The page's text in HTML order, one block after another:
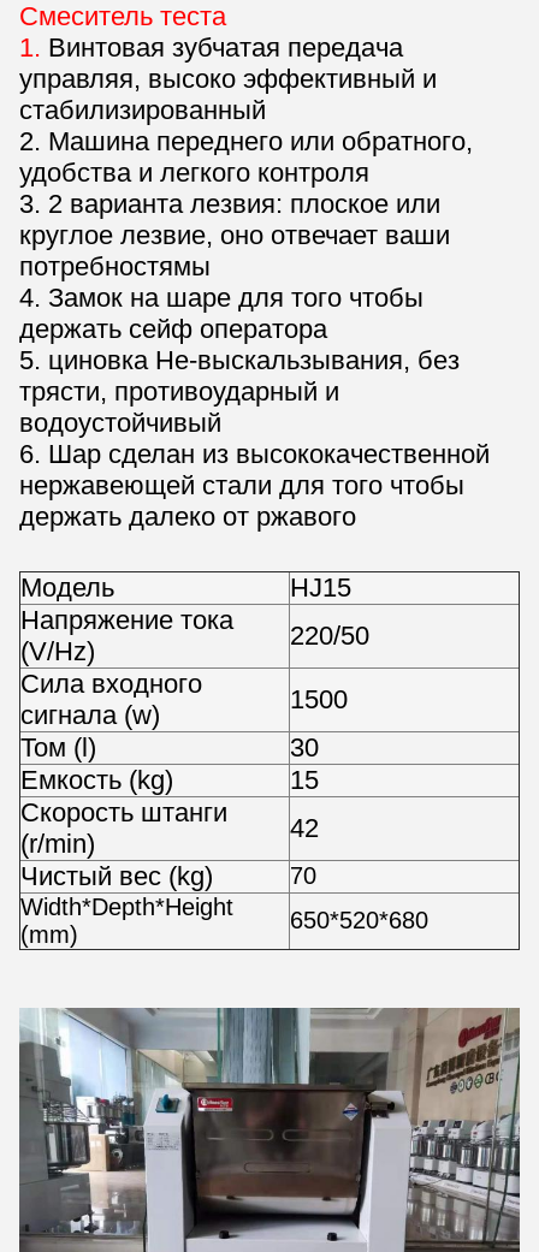
Смеситель теста
1. Винтовая зубчатая передача
управляя, высоко эффективный и
стабилизированный
2. Машина переднего или обратного,
удобства и легкого контроля
3. 2 варианта лезвия: плоское или
круглое лезвие, оно отвечает ваши
потребностямы
4. Замок на шаре для того чтобы
держать сейф оператора
5. циновка Не-выскальзывания, без
трясти, противоударный и
водоустойчивый
6. Шар сделан из высококачественной
нержавеющей стали для того чтобы
держать далеко от ржавого
Модель
HJ15
Напряжение тока
(V/Hz)
220/50
Сила входного
сигнала (w)
1500
Том (l)
30
Емкость (kg)
15
Скорость штанги
(r/min)
42
Чистый вес (kg)
70
Width*Depth*Height
(mm)
650*520*680